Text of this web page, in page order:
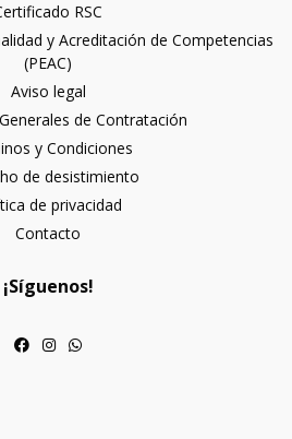
RSC
y Acreditación de Competencias
(PEAC)
Aviso legal
de Contratación
y Condiciones
de desistimiento
de privacidad
Contacto
¡Síguenos!